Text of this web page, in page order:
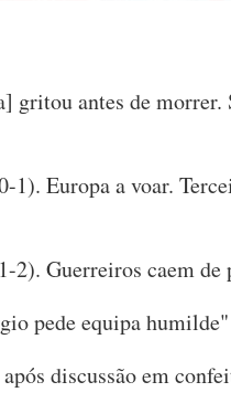
antes de morrer.
1). Europa a voar.
2). Guerreiros caem de
pede equipa humilde"
discussão em